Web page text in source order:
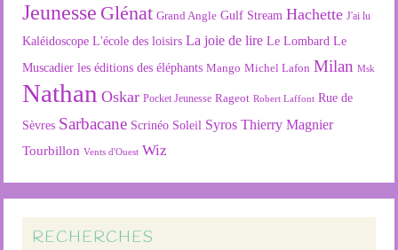
Jeunesse Glénat Grand Angle Gulf Stream Hachette J'ai lu
Kaléidoscope L'école des loisirs La joie de lire Le Lombard Le
Muscadier les éditions des éléphants Mango Michel Lafon Milan Msk
Nathan Oskar Pocket Jeunesse Rageot Robert Laffont Rue de
Sèvres Sarbacane Scrinéo Soleil Syros Thierry Magnier
Tourbillon Vents d'Ouest Wiz
RECHERCHES